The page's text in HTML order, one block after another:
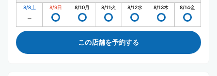
8/8土 8/9日 8/10月 8/11火 8/12水 8/13木 8/14金
この店舗を予約する